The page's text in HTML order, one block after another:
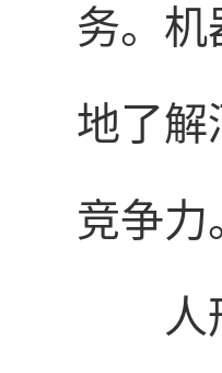
务。机
地了解
竞争力
人